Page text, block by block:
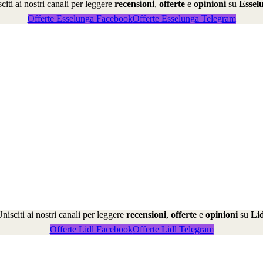
ai nostri canali per leggere recensioni, offerte e opinioni su
Offerte Esselunga FacebookOfferte Esselunga Telegram
ai nostri canali per leggere recensioni, offerte e opinioni su
Offerte Lidl FacebookOfferte Lidl Telegram